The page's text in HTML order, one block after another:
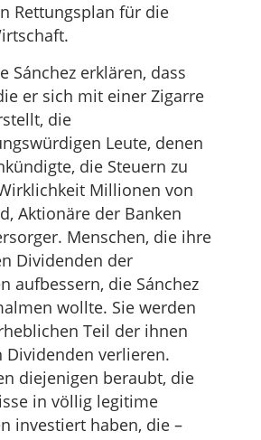
Rettungsplan für die
Sánchez erklären, dass
er sich mit einer Zigarre
die
Leute, denen
die Steuern zu
Millionen von
Aktionäre der Banken
Menschen, die ihre
Dividenden der
aufbessern, die Sánchez
wollte. Sie werden
Teil der ihnen
Dividenden verlieren.
diejenigen beraubt, die
in völlig legitime
investiert haben, die –